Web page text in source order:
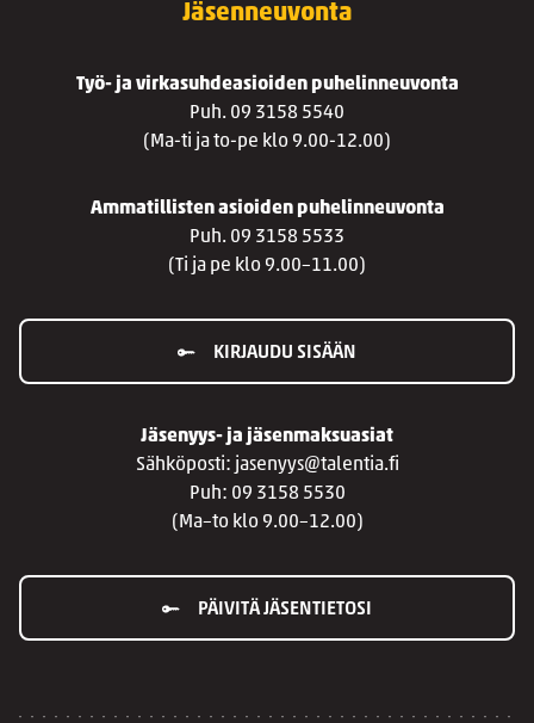
Jäsenneuvonta
Työ- ja virkasuhdeasioiden puhelinneuvonta
Puh. 09 3158 5540
(Ma-ti ja to-pe klo 9.00-12.00)
Ammatillisten asioiden puhelinneuvonta
Puh. 09 3158 5533
(Ti ja pe klo 9.00–11.00)
KIRJAUDU SISÄÄN
Jäsenyys- ja jäsenmaksuasiat
Sähköposti: jasenyys@talentia.fi
Puh: 09 3158 5530
(Ma–to klo 9.00–12.00)
PÄIVITÄ JÄSENTIETOSI